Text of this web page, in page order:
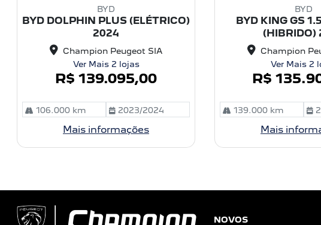
pa
BYD
BYD DOLPHIN PLUS (ELÉTRICO)
2024
Champion Peugeot SIA
Ver Mais 2 lojas
R$ 139.095,00
106.000 km 2023/2024
Mais informações
pa
BYD
BYD KING GS
(HIBRIDO)
Champion
Ver Mais 2
R$
139.000 km
Mais
NOVOS